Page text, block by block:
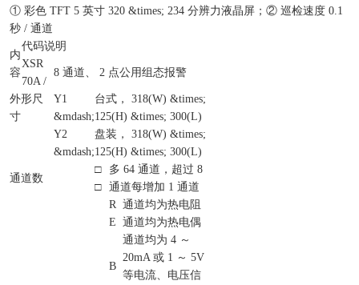
① 彩色 TFT 5 英寸 320 &times; 234 分辨力液晶屏；② 巡检速度 0.1
秒 / 通道
内
容
代码说明
XSR
70A /
8 通道、 2 点公用组态报警
外形尺
寸
Y1
&mdash;
台式， 318(W) &times;
125(H) &times; 300(L)
Y2
&mdash;
盘装， 318(W) &times;
125(H) &times; 300(L)
通道数
□
□
多 64 通道，超过 8
通道每增加 1 通道
R 通道均为热电阻
E 通道均为热电偶
B
通道均为 4 ～
20mA 或 1 ～ 5V
等电流、电压信